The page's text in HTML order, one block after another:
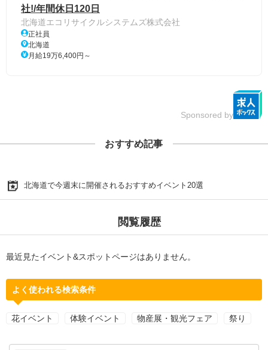
社!/年間休日120日
北海道エコリサイクルシステムズ株式会社
正社員
北海道
月給19万6,400円～
Sponsored by
おすすめ記事
北海道で今週末に開催されるおすすめイベント20選
閲覧履歴
最近見たイベント&スポットページはありません。
よく使われる検索条件
花イベント 体験イベント 物産展・観光フェア 祭り